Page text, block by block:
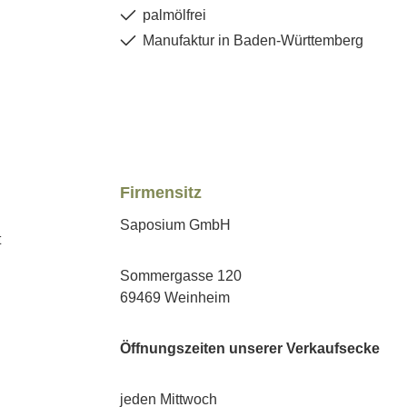
palmölfrei
Manufaktur in Baden-Württemberg
Firmensitz
Saposium GmbH
Sommergasse 120
69469 Weinheim
Öffnungszeiten unserer Verkaufsecke
jeden Mittwoch